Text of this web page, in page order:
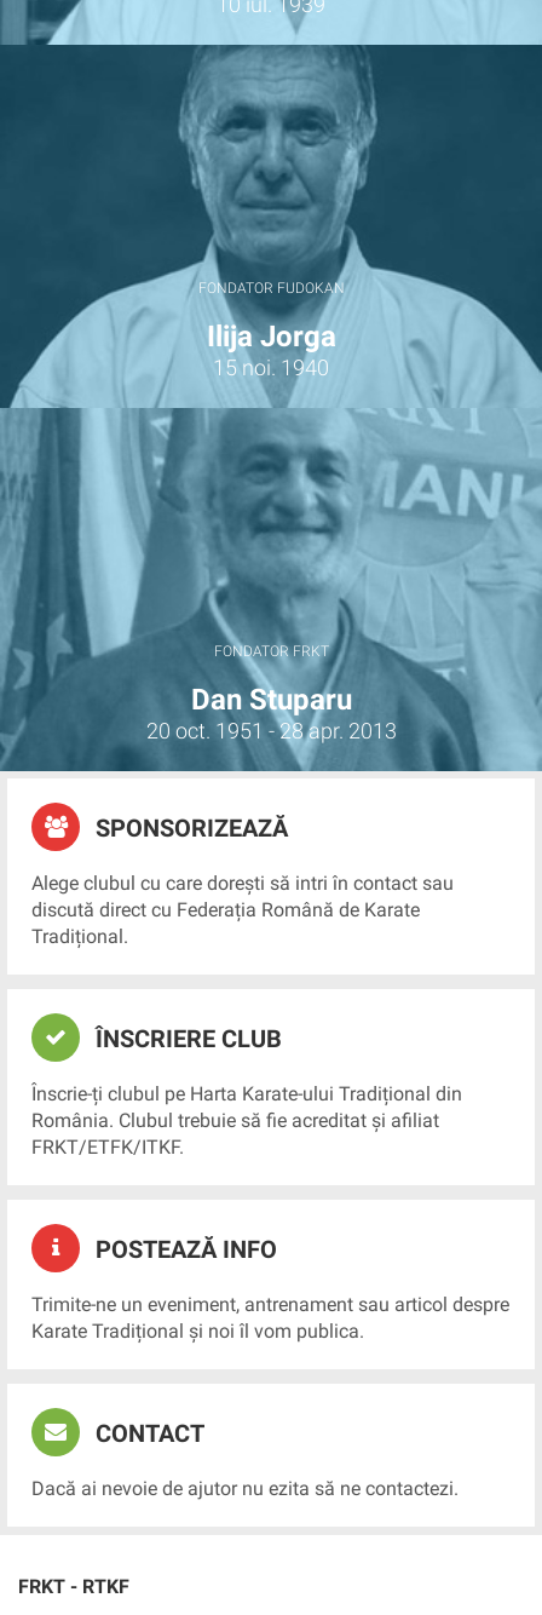
FONDATOR FUDOKAN
Ilija Jorga
15 noi. 1940
FONDATOR FRKT
Dan Stuparu
20 oct. 1951 - 28 apr. 2013
SPONSORIZEAZĂ
Alege clubul cu care dorești să intri în contact sau
discută direct cu Federația Română de Karate
Tradițional.
ÎNSCRIERE CLUB
Înscrie-ți clubul pe Harta Karate-ului Tradițional din
România. Clubul trebuie să fie acreditat și afiliat
FRKT/ETFK/ITKF.
POSTEAZĂ INFO
Trimite-ne un eveniment, antrenament sau articol despre
Karate Tradițional și noi îl vom publica.
CONTACT
Dacă ai nevoie de ajutor nu ezita să ne contactezi.
FRKT - RTKF